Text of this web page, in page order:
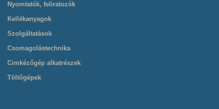
Nyomtatók, feliratozók
Kellékanyagok
Szolgáltatások
Csomagolástechnika
Cimkézőgép alkatrészek
Töltőgépek